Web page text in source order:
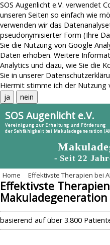
SOS Augenlicht e.V. verwendet
unseren Seiten so einfach wie
verwenden wir das
pseudonymisierter Form (Ihre
Sie die Nutzung von Google
Daten erhoben. Weitere
Analytics und dazu, wie Sie die
Sie in unserer
Hiermit stimme ich der Nutzung
ja
nein
SOS Augenlicht e.V.
Vereinigung zur Erhaltung und Förderung
der Sehfähigkeit bei Makuladegeneration
- Seit 22
Menu
Home
Risiko durch Graue-Star-OP
AMD-News
Home Effektivste Therapien bei
Effektivste
Makuladegeneration
basierend auf über 3.800